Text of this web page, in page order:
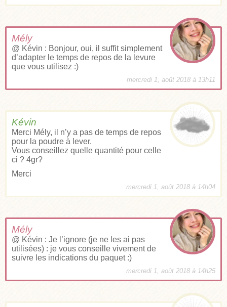
Mély
@ Kévin : Bonjour, oui, il suffit simplement
d’adapter le temps de repos de la levure
que vous utilisez :)
mercredi 1, août 2018 à 13h11
Kévin
Merci Mély, il n’y a pas de temps de repos
pour la poudre à lever.
Vous conseillez quelle quantité pour celle
ci ? 4gr?
Merci
mercredi 1, août 2018 à 14h04
Mély
@ Kévin : Je l’ignore (je ne les ai pas
utilisées) : je vous conseille vivement de
suivre les indications du paquet :)
mercredi 1, août 2018 à 14h25